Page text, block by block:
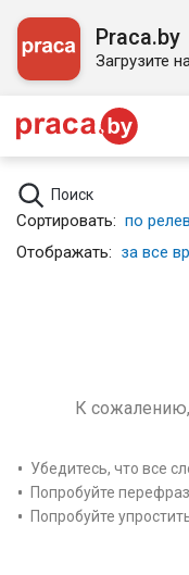
Praca.by
Загрузите
Поиск
Сортировать: по
Отображать: за все
К
Убедитесь, что все
Попробуйте
Попробуйте